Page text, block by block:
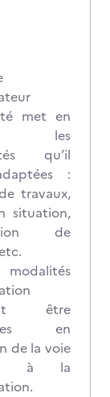
met en
les
qu’il
:
travaux,
situation,
de
être
en
de la voie
à la